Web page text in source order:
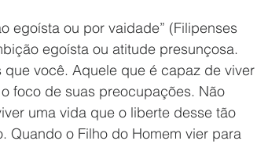
egoísta ou por vaidade” (Filipenses
egoísta ou atitude presunçosa.
você. Aquele que é capaz de viver
foco de suas preocupações. Não
uma vida que o liberte desse tão
Quando o Filho do Homem vier para